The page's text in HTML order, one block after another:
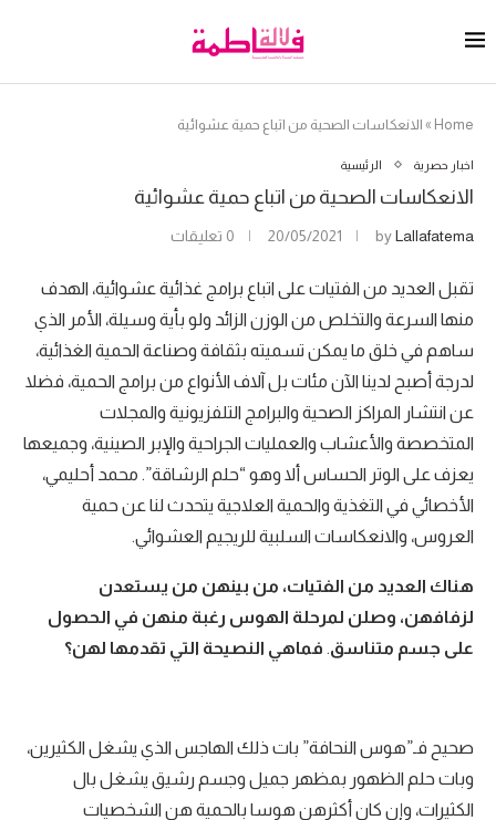
Home
» الانعكاسات الصحية من اتباع حمية عشوائية
اخبار حصرية الرئيسية
الانعكاسات الصحية من اتباع حمية عشوائية
byLallafatema
20/05/2021 0 تعليقات
تقبل العديد من الفتيات على اتباع برامج غذائية عشوائية، الهدف
منها السرعة والتخلص من الوزن الزائد ولو بأية وسيلة، الأمر الذي
ساهم في خلق ما يمكن تسميته بثقافة وصناعة الحمية الغذائية،
لدرجة أصبح لدينا الآن مئات بل آلاف الأنواع من برامج الحمية، فضلا
عن انتشار المراكز الصحية والبرامج التلفزيونية والمجلات
المتخصصة والأعشاب والعمليات الجراحية والإبر الصينية، وجميعها
يعزف على الوتر الحساس ألا وهو “حلم الرشاقة”. محمد أحليمي،
الأخصائي في التغذية والحمية العلاجية يتحدث لنا عن حمية
العروس، والانعكاسات السلبية للريجيم العشوائي.
هناك العديد من الفتيات، من بينهن من يستعدن
لزفافهن، وصلن لمرحلة الهوس رغبة منهن في الحصول
على جسم متناسق. فماهي النصيحة التي تقدمها لهن؟
صحيح فـ”هوس النحافة” بات ذلك الهاجس الذي يشغل الكثيرين،
وبات حلم الظهور بمظهر جميل وجسم رشيق يشغل بال
الكثيرات، وإن كان أكثرهن هوسا بالحمية هن الشخصيات